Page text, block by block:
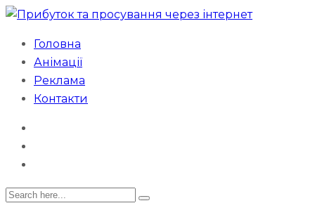
Головна
Анімації
Реклама
Контакти